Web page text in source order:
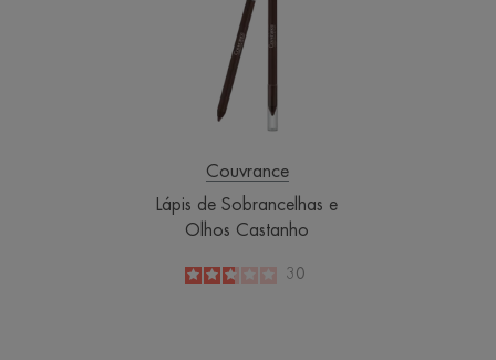
e
Olhos
Couvrance
Lápis de Sobrancelhas e
Olhos Castanho
2.7
/
5
30